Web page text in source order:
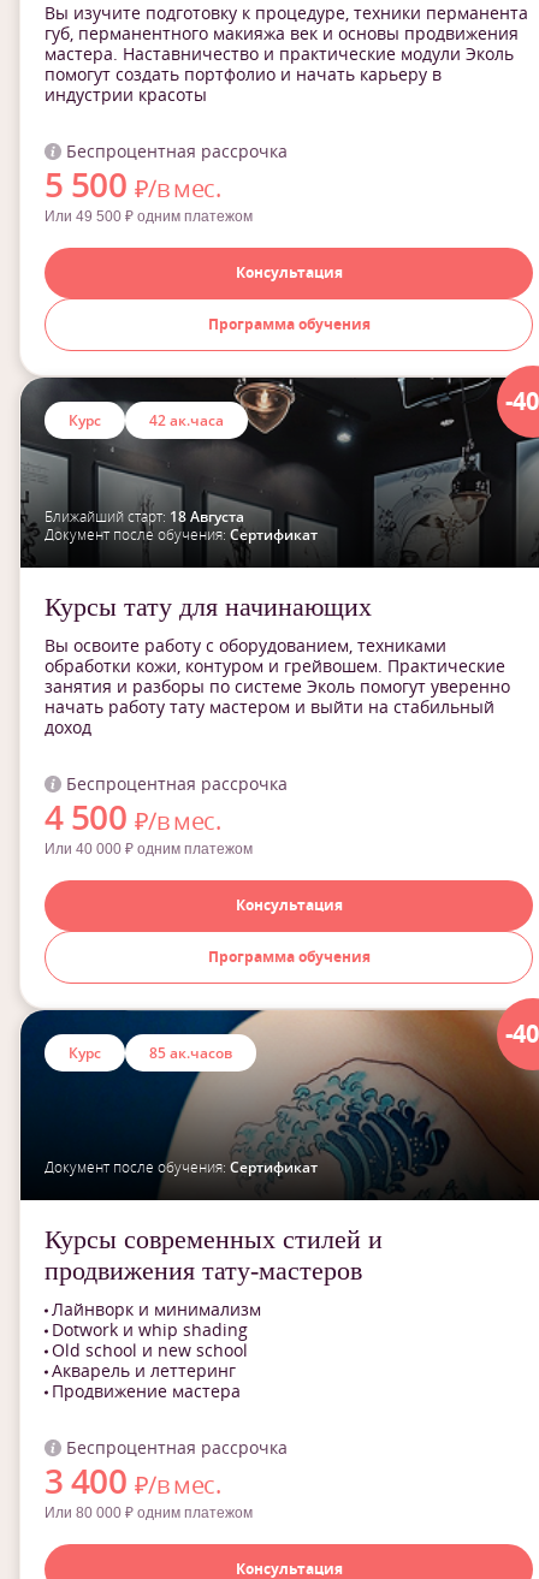
Вы изучите подготовку к процедуре, техники перманента
губ, перманентного макияжа век и основы продвижения
мастера. Наставничество и практические модули Эколь
помогут создать портфолио и начать карьеру в
индустрии красоты
Беспроцентная рассрочка
5 500 ₽/в мес.
Или 49 500 ₽ одним платежом
Консультация
Программа обучения
-
Курс 42 ак.часа
Ближайший старт: 18 Августа
Документ после обучения: Сертификат
Курсы тату для начинающих
Вы освоите работу с оборудованием, техниками
обработки кожи, контуром и грейвошем. Практические
занятия и разборы по системе Эколь помогут уверенно
начать работу тату мастером и выйти на стабильный
доход
Беспроцентная рассрочка
4 500 ₽/в мес.
Или 40 000 ₽ одним платежом
Консультация
Программа обучения
-
Курс 85 ак.часов
Документ после обучения: Сертификат
Курсы современных стилей и
продвижения тату-мастеров
Лайнворк и минимализм
Dotwork и whip shading
Old school и new school
Акварель и леттеринг
Продвижение мастера
Беспроцентная рассрочка
3 400 ₽/в мес.
Или 80 000 ₽ одним платежом
Консультация